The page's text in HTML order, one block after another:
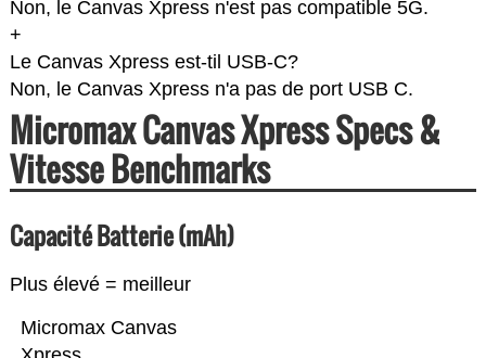
Non, le Canvas Xpress n'est pas compatible 5G.
+
Le Canvas Xpress est-til USB-C?
Non, le Canvas Xpress n'a pas de port USB C.
Micromax Canvas Xpress Specs &
Vitesse Benchmarks
Capacité Batterie (mAh)
Plus élevé = meilleur
Micromax Canvas